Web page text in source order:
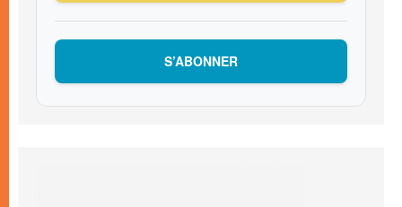
S’ABONNER